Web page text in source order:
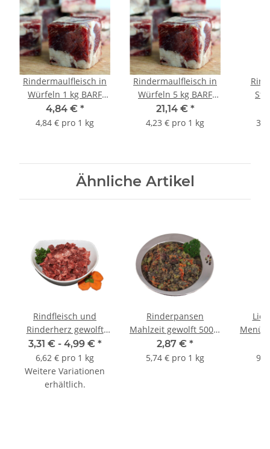
Rindermaulfleisch in
Würfeln 1 kg BARF
Frostfutter
4,84 € *
4,84 € pro 1 kg
Rindermaulfleisch in
Würfeln 5 kg BARF
Frostfutter
21,14 € *
4,23 € pro 1 kg
Ähnliche Artikel
Rindfleisch und
Rinderherz gewolft
BARF Frostfutter
3,31 € - 4,99 € *
6,62 € pro 1 kg
Weitere Variationen
erhältlich.
Rinderpansen
Mahlzeit gewolft 500 g
BARF Frostfutter
2,87 € *
5,74 € pro 1 kg
Menü